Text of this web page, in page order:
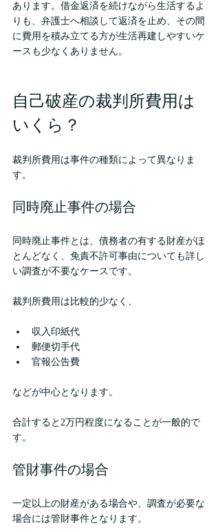
あります。借金返済を続けながら生活するよ
りも、弁護士へ相談して返済を止め、その間
に費用を積み立てる方が生活再建しやすいケ
ースも少なくありません。
自己破産の裁判所費用は
いくら？
裁判所費用は事件の種類によって異なりま
す。
同時廃止事件の場合
同時廃止事件とは、債務者の有する財産がほ
とんどなく、免責不許可事由についても詳し
い調査が不要なケースです。
裁判所費用は比較的少なく、
収入印紙代
郵便切手代
官報公告費
などが中心となります。
合計すると2万円程度になることが一般的で
す。
管財事件の場合
一定以上の財産がある場合や、調査が必要な
場合には管財事件となります。